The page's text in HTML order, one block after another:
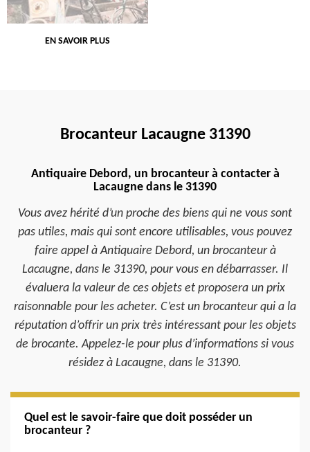
EN SAVOIR PLUS
Brocanteur Lacaugne 31390
Antiquaire Debord, un brocanteur à contacter à
Lacaugne dans le 31390
Vous avez hérité d’un proche des biens qui ne vous sont
pas utiles, mais qui sont encore utilisables, vous pouvez
faire appel à Antiquaire Debord, un brocanteur à
Lacaugne, dans le 31390, pour vous en débarrasser. Il
évaluera la valeur de ces objets et proposera un prix
raisonnable pour les acheter. C’est un brocanteur qui a la
réputation d’offrir un prix très intéressant pour les objets
de brocante. Appelez-le pour plus d’informations si vous
résidez à Lacaugne, dans le 31390.
Quel est le savoir-faire que doit posséder un
brocanteur ?